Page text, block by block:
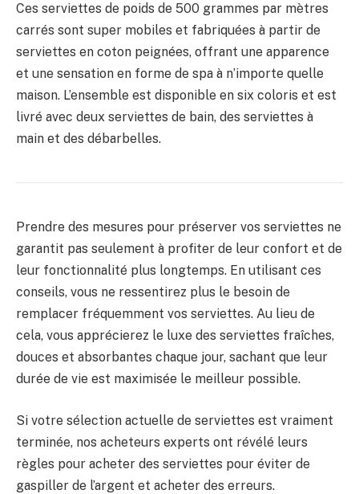
Ces serviettes de poids de 500 grammes par mètres
carrés sont super mobiles et fabriquées à partir de
serviettes en coton peignées, offrant une apparence
et une sensation en forme de spa à n’importe quelle
maison. L’ensemble est disponible en six coloris et est
livré avec deux serviettes de bain, des serviettes à
main et des débarbelles.
Prendre des mesures pour préserver vos serviettes ne
garantit pas seulement à profiter de leur confort et de
leur fonctionnalité plus longtemps. En utilisant ces
conseils, vous ne ressentirez plus le besoin de
remplacer fréquemment vos serviettes. Au lieu de
cela, vous apprécierez le luxe des serviettes fraîches,
douces et absorbantes chaque jour, sachant que leur
durée de vie est maximisée le meilleur possible.
Si votre sélection actuelle de serviettes est vraiment
terminée, nos acheteurs experts ont révélé leurs
règles pour acheter des serviettes pour éviter de
gaspiller de l’argent et acheter des erreurs.